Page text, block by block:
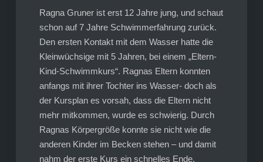
Ragna Gruner ist erst 12 Jahre jung, und schaut
schon auf 7 Jahre Schwimmerfahrung zurück.
Den ersten Kontakt mit dem Wasser hatte die
Kleinwüchsige mit 5 Jahren, bei einem „Eltern-
Kind-Schwimmkurs“. Ragnas Eltern konnten
anfangs mit ihrer Tochter ins Wasser- doch als
der Kursplan es vorsah, dass die Eltern nicht
mehr mitkommen, wurde es schwierig. Durch
Ragnas Körpergröße konnte sie nicht wie die
anderen Kinder im Becken stehen – und damit
nahm der erste Kurs ein schnelles Ende.